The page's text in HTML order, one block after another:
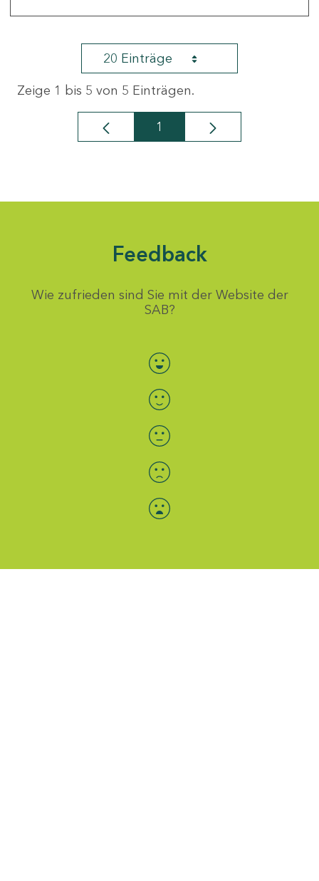
20 Einträge
Zeige 1 bis 5 von 5 Einträgen.
Seite
1
Feedback
Wie zufrieden sind Sie mit der Website der
SAB?
Bewertung auswählen